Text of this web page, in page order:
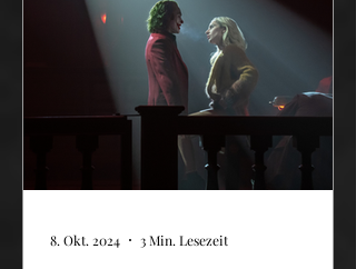
8. Okt. 2024 3 Min. Lesezeit